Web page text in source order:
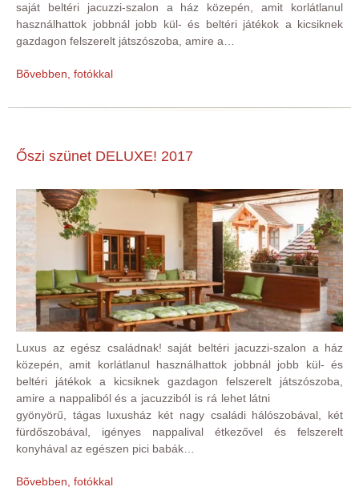
saját beltéri jacuzzi-szalon a ház közepén, amit korlátlanul
használhattok jobbnál jobb kül- és beltéri játékok a kicsiknek
gazdagon felszerelt játszószoba, amire a…
Bõvebben, fotókkal
Őszi szünet DELUXE! 2017
Luxus az egész családnak! saját beltéri jacuzzi-szalon a ház
közepén, amit korlátlanul használhattok jobbnál jobb kül- és
beltéri játékok a kicsiknek gazdagon felszerelt játszószoba,
amire a nappaliból és a jacuzziból is rá lehet látni
gyönyörű, tágas luxusház két nagy családi hálószobával, két
fürdőszobával, igényes nappalival étkezővel és felszerelt
konyhával az egészen pici babák…
Bõvebben, fotókkal